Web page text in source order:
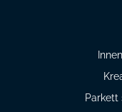
Parkett